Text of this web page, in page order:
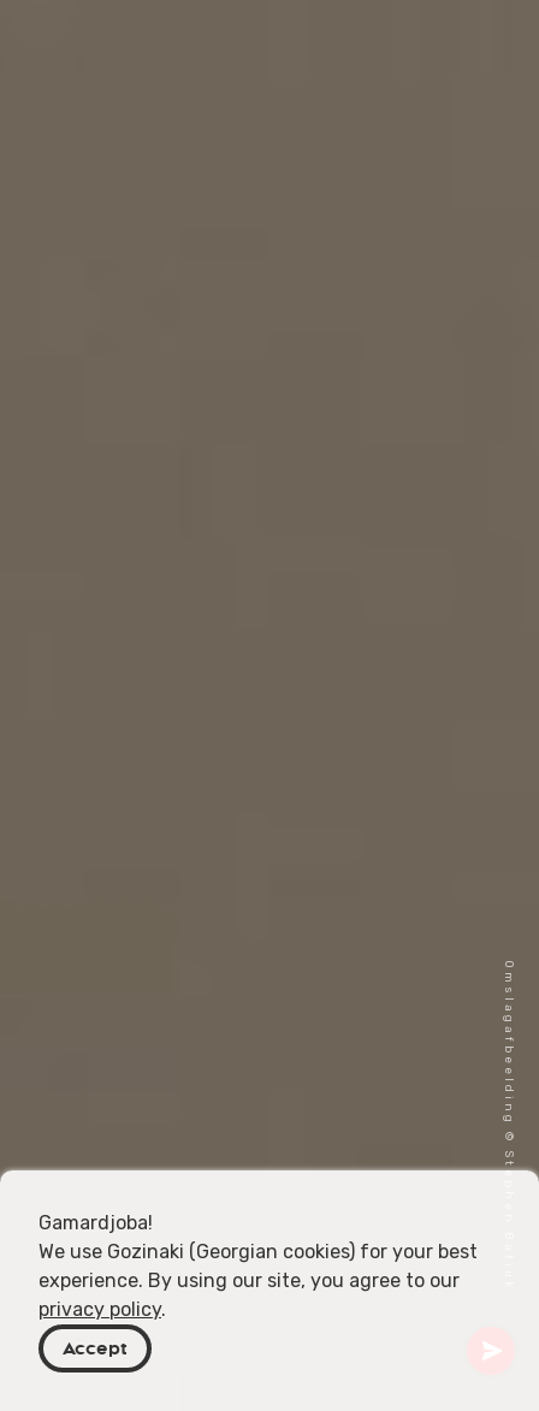
Omslagafbeelding © Stephen Batiuk
Gamardjoba!
We use Gozinaki (Georgian cookies) for your best
experience. By using our site, you agree to our
privacy policy.
Accept